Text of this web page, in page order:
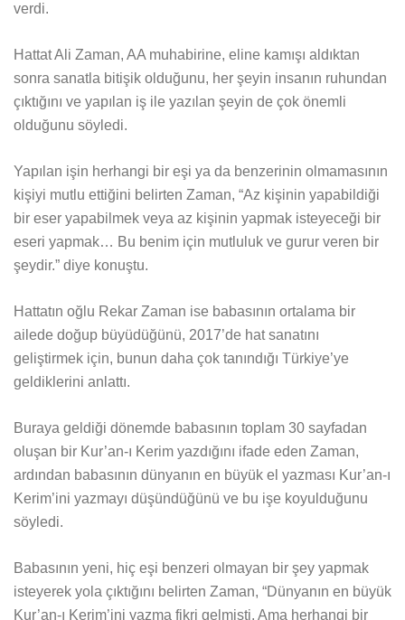
verdi.
Hattat Ali Zaman, AA muhabirine, eline kamışı aldıktan
sonra sanatla bitişik olduğunu, her şeyin insanın ruhundan
çıktığını ve yapılan iş ile yazılan şeyin de çok önemli
olduğunu söyledi.
Yapılan işin herhangi bir eşi ya da benzerinin olmamasının
kişiyi mutlu ettiğini belirten Zaman, “Az kişinin yapabildiği
bir eser yapabilmek veya az kişinin yapmak isteyeceği bir
eseri yapmak… Bu benim için mutluluk ve gurur veren bir
şeydir.” diye konuştu.
Hattatın oğlu Rekar Zaman ise babasının ortalama bir
ailede doğup büyüdüğünü, 2017’de hat sanatını
geliştirmek için, bunun daha çok tanındığı Türkiye’ye
geldiklerini anlattı.
Buraya geldiği dönemde babasının toplam 30 sayfadan
oluşan bir Kur’an-ı Kerim yazdığını ifade eden Zaman,
ardından babasının dünyanın en büyük el yazması Kur’an-ı
Kerim’ini yazmayı düşündüğünü ve bu işe koyulduğunu
söyledi.
Babasının yeni, hiç eşi benzeri olmayan bir şey yapmak
isteyerek yola çıktığını belirten Zaman, “Dünyanın en büyük
Kur’an-ı Kerim’ini yazma fikri gelmişti. Ama herhangi bir